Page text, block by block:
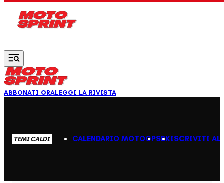
ABBONATI ORALEGGI LA RIVISTA
TEMI CALDI CALENDARIO MOTOGPSBKISCRIVITI AL